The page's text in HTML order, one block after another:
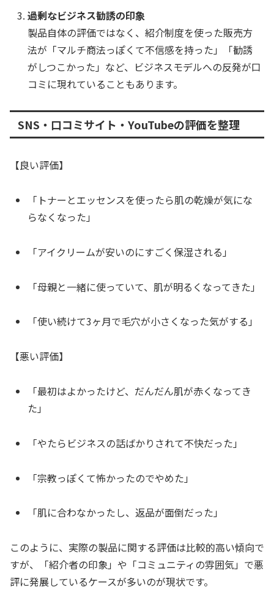
過剰なビジネス勧誘の印象
製品自体の評価ではなく、紹介制度を使った販売方
法が「マルチ商法っぽくて不信感を持った」「勧誘
がしつこかった」など、ビジネスモデルへの反発が口
コミに現れていることもあります。
SNS・口コミサイト・YouTubeの評価を整理
【良い評価】
「トナーとエッセンスを使ったら肌の乾燥が気にな
らなくなった」
「アイクリームが安いのにすごく保湿される」
「母親と一緒に使っていて、肌が明るくなってきた」
「使い続けて3ヶ月で毛穴が小さくなった気がする」
【悪い評価】
「最初はよかったけど、だんだん肌が赤くなってき
た」
「やたらビジネスの話ばかりされて不快だった」
「宗教っぽくて怖かったのでやめた」
「肌に合わなかったし、返品が面倒だった」
このように、実際の製品に関する評価は比較的高い傾向で
すが、「紹介者の印象」や「コミュニティの雰囲気」で悪
評に発展しているケースが多いのが現状です。